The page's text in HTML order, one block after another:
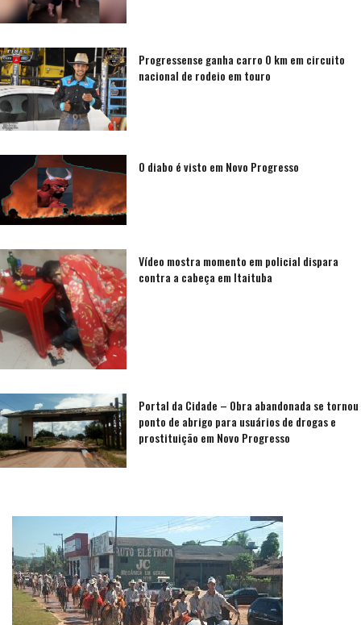
Progressense ganha carro 0 km em circuito
nacional de rodeio em touro
O diabo é visto em Novo Progresso
Vídeo mostra momento em policial dispara
contra a cabeça em Itaituba
Portal da Cidade – Obra abandonada se tornou
ponto de abrigo para usuários de drogas e
prostituição em Novo Progresso